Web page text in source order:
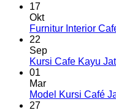
17
Okt
Furnitur Interior
22
Sep
Kursi Cafe Kayu
01
Mar
Model Kursi Café
27